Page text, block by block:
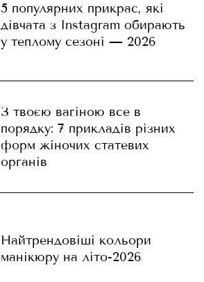
5 популярних прикрас, які
дівчата з Instagram обирають
у теплому сезоні — 2026
З твоєю вагіною все в
порядку: 7 прикладів різних
форм жіночих статевих
органів
Найтрендовіші кольори
манікюру на літо-2026